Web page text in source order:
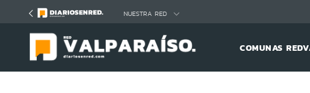
NUESTRA RED
COMUNAS